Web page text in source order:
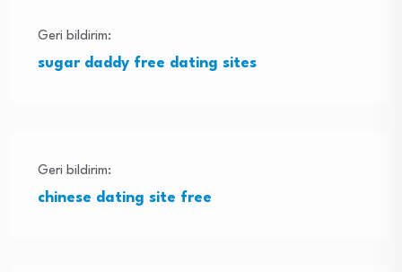
Geri bildirim:
sugar daddy free dating sites
Geri bildirim:
chinese dating site free